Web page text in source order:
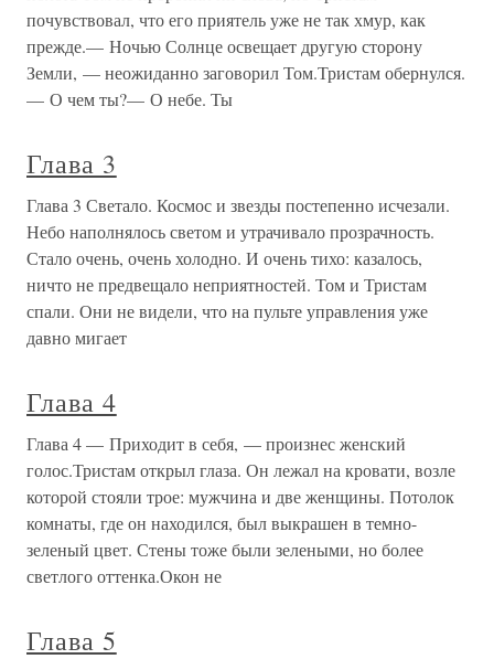
почувствовал, что его приятель уже не так хмур, как
прежде.— Ночью Солнце освещает другую сторону
Земли, — неожиданно заговорил Том.Тристам обернулся.
— О чем ты?— О небе. Ты
Глава 3
Глава 3 Светало. Космос и звезды постепенно исчезали.
Небо наполнялось светом и утрачивало прозрачность.
Стало очень, очень холодно. И очень тихо: казалось,
ничто не предвещало неприятностей. Том и Тристам
спали. Они не видели, что на пульте управления уже
давно мигает
Глава 4
Глава 4 — Приходит в себя, — произнес женский
голос.Тристам открыл глаза. Он лежал на кровати, возле
которой стояли трое: мужчина и две женщины. Потолок
комнаты, где он находился, был выкрашен в темно-
зеленый цвет. Стены тоже были зелеными, но более
светлого оттенка.Окон не
Глава 5